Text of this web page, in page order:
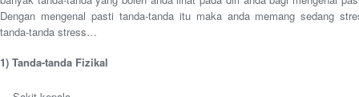
Dengan mengenal pasti tanda-tanda itu maka anda memang sedang
tanda-tanda stress…
1) Tanda-tanda Fizikal